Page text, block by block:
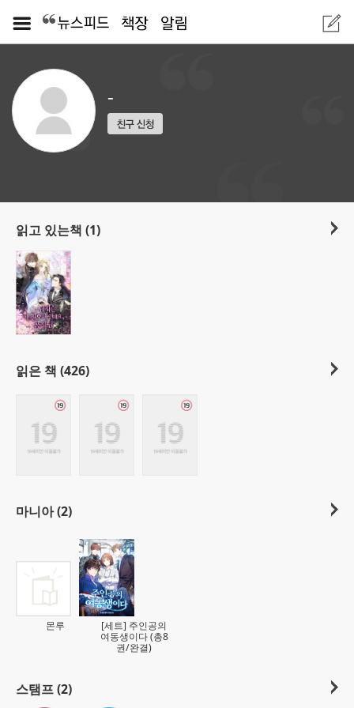
-
읽고 있는책 (1)
읽은 책 (426)
마니아 (2)
몬루
[세트] 주인공의
여동생이다 (총8
권/완결)
스탬프 (2)